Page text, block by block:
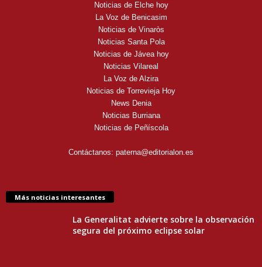
Noticias de Elche hoy
La Voz de Benicasim
Noticias de Vinaròs
Noticias Santa Pola
Noticias de Jávea hoy
Noticias Vilareal
La Voz de Alzira
Noticias de Torrevieja Hoy
News Denia
Noticias Burriana
Noticias de Peñíscola
Contáctanos: paterna@editorialon.es
Más noticias interesantes
La Generalitat advierte sobre la observación
segura del próximo eclipse solar